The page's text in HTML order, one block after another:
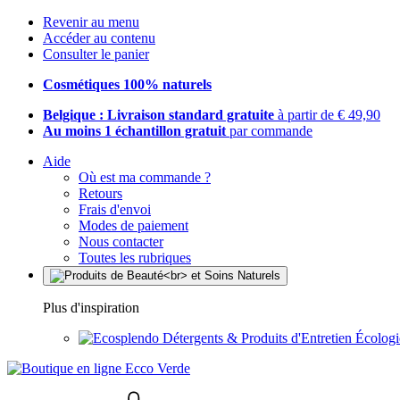
Revenir au menu
Accéder au contenu
Consulter le panier
Cosmétiques 100% naturels
Belgique : Livraison standard gratuite à partir de € 49,90
Au moins 1 échantillon gratuit par commande
Aide
Où est ma commande ?
Retours
Frais d'envoi
Modes de paiement
Nous contacter
Toutes les rubriques
Plus d'inspiration
Détergents & Produits d'Entretien